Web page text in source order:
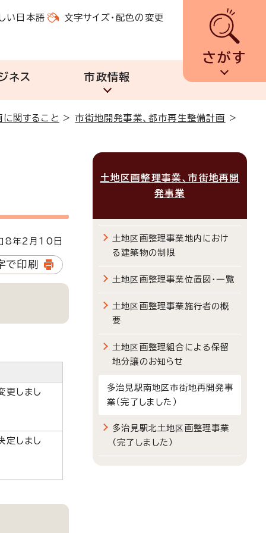
い日本語 文字サイズ・配色の変更
さがす
ネス 市政情報
に関すること >市街地開発事業、都市再生整備計画
>
年2月10日
で印刷
更しまし
定しまし
土地区画整理事業、市街地再開
発事業
土地区画整理事業地内におけ
る建築物の制限
土地区画整理事業位置図・一覧
土地区画整理事業施行者の概
要
土地区画整理組合による保留
地分譲のお知らせ
多治見駅南地区市街地再開発事
業（完了しました）
多治見駅北土地区画整理事業
（完了しました）